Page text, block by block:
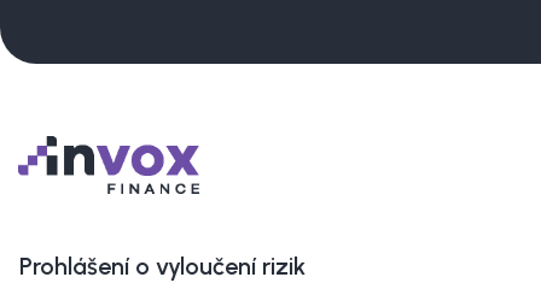
Prohlášení o vyloučení rizik